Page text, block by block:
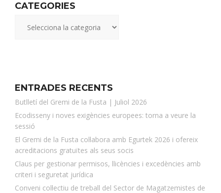
CATEGORIES
ENTRADES RECENTS
Butlletí del Gremi de la Fusta | Juliol 2026
Ecodisseny i noves exigències europees: torna a veure la
sessió
El Gremi de la Fusta col·labora amb Egurtek 2026 i ofereix
acreditacions gratuïtes als seus socis
Claus per gestionar permisos, llicències i excedències amb
criteri i seguretat jurídica
Conveni col·lectiu de treball del Sector de Magatzemistes de